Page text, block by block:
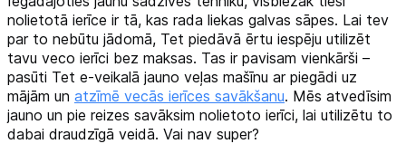
nolietotā ierīce ir tā, kas rada liekas galvas sāpes. Lai tev
par to nebūtu jādomā, Tet piedāvā ērtu iespēju utilizēt
tavu veco ierīci bez maksas. Tas ir pavisam vienkārši –
pasūti Tet e-veikalā jauno veļas mašīnu ar piegādi uz
mājām un atzīmē vecās ierīces savākšanu. Mēs atvedīsim
jauno un pie reizes savāksim nolietoto ierīci, lai utilizētu to
dabai draudzīgā veidā. Vai nav super?